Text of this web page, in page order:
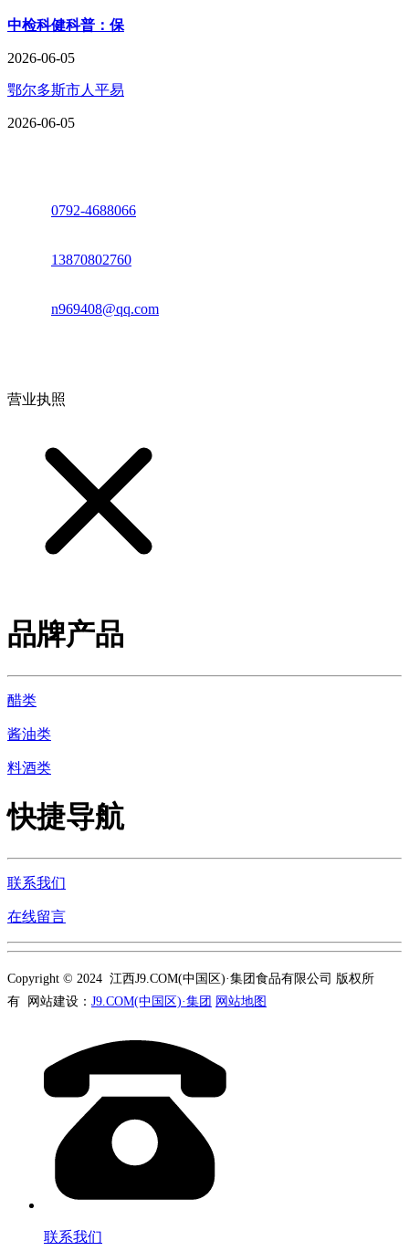
中检科健科普：保
2026-06-05
鄂尔多斯市人平易
2026-06-05
0792-4688066
13870802760
n969408@qq.com
营业执照
品牌产品
醋类
酱油类
料酒类
快捷导航
联系我们
在线留言
Copyright © 2024 江西J9.COM(中国区)·集团食品有限公司 版权所
有 网站建设： J9.COM(中国区)·集团 网站地图
联系我们